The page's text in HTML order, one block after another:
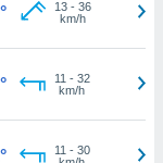
13- 36
km/h
11 - 32
km/h
11 - 30